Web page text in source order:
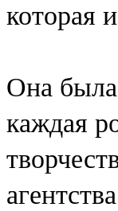
которая
Она
каждая